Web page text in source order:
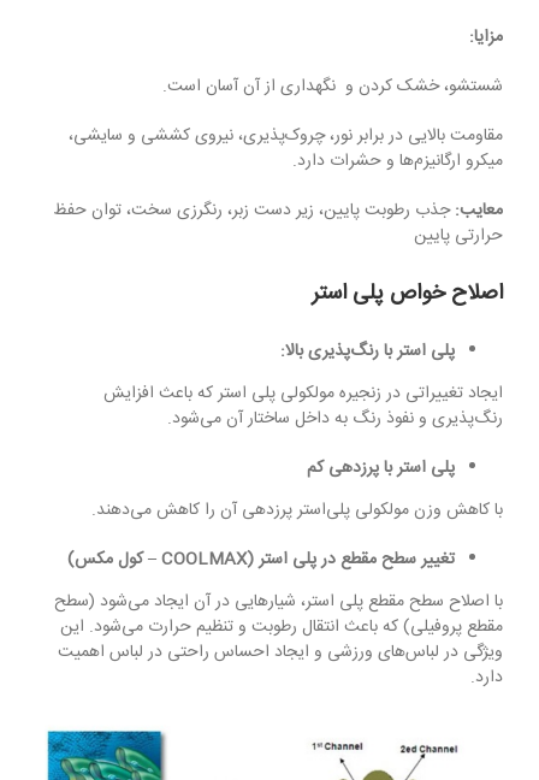
مزایا:
شستشو، خشک کردن و نگهداری از آن آسان است.
مقاومت بالایی در برابر نور، چروک‌پذیری، نیروی کششی و سایشی،
میکرو ارگانیزم‌ها و حشرات دارد.
معایب:جذب رطوبت پایین، زیر دست زبر، رنگرزی سخت، توان حفظ
حرارتی پایین
اصلاح خواص پلی استر
پلی استربا رنگ‌پذیری بالا:
ایجاد تغییراتی در زنجیره‌ مولکولی پلی استر که باعث افزایش
رنگ‌پذیری و نفوذ رنگ به داخل ساختار آن می‌شود.
پلی استربا پرزدهی کم
با کاهش وزن مولکولی پلی‌استر پرزدهی آن را کاهش می‌دهند.
تغییر سطح مقطع در پلی استر(
COOLMAX
–کول مکس)
با اصلاح سطح مقطع پلی استر، شیارهایی در آن ایجاد می‌شود (سطح
مقطع پروفیلی) که باعث انتقال رطوبت و تنظیم حرارت می‌شود. این
ویژگی در لباس‌های ورزشی و ایجاد احساس راحتی در لباس اهمیت
دارد.